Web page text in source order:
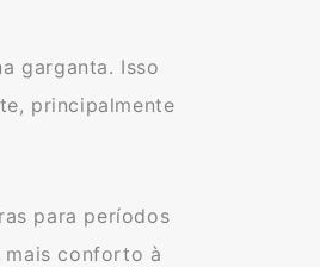
garganta. Isso
principalmente
para períodos
mais conforto à